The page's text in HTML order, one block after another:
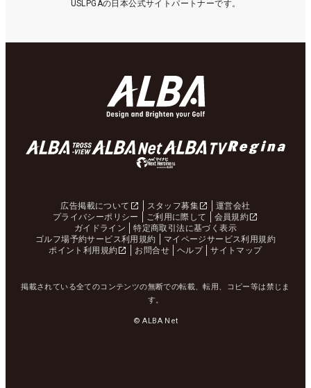
USLPGAの日本公式サイトパートナーです。
広告掲載について スタッフ募集
運営会社
プライバシーポリシー
ご利用に際して
会員規約
ガイドライン
特定商取引法に基づく表示
ゴルフ場予約サービス利用規約
マイページサービス利用規約
ポイント利用規約
お問合せ ヘルプ サイトマップ
掲載されている全てのコンテンツの無断での転載、転用、コピー等は禁じま
す。
© ALBA Net